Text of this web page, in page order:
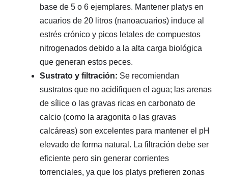
base de 5 o 6 ejemplares. Mantener platys en
acuarios de 20 litros (nanoacuarios) induce al
estrés crónico y picos letales de compuestos
nitrogenados debido a la alta carga biológica
que generan estos peces.
Sustrato y filtración: Se recomiendan
sustratos que no acidifiquen el agua; las arenas
de sílice o las gravas ricas en carbonato de
calcio (como la aragonita o las gravas
calcáreas) son excelentes para mantener el pH
elevado de forma natural. La filtración debe ser
eficiente pero sin generar corrientes
torrenciales, ya que los platys prefieren zonas